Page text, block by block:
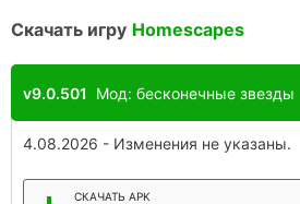
Скачать игру Homescapes
v9.0.501 Мод: бесконечные звезды
4.08.2026 - Изменения не указаны.
СКАЧАТЬ APK